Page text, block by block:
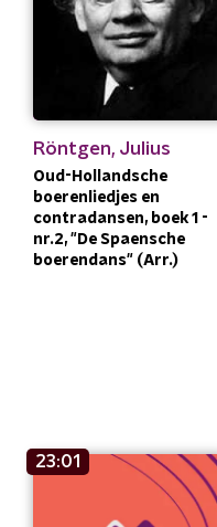
Röntgen, Julius
Oud-Hollandsche
boerenliedjes en
contradansen, boek 1 -
nr.2, "De Spaensche
boerendans" (Arr.)
23:01